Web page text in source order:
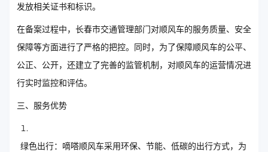
发放相关证书和标识。
在备案过程中，长春市交通管理部门对顺风车的服务质量、安全
保障等方面进行了严格的把控。同时，为了保障顺风车的公平、
公正、公开，还建立了完善的监管机制，对顺风车的运营情况进
行实时监控和评估。
三、服务优势
绿色出行：嘀嗒顺风车采用环保、节能、低碳的出行方式，为